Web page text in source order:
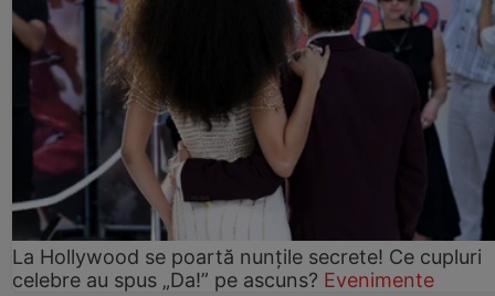
La Hollywood se poartă nunțile secrete! Ce cupluri
celebre au spus „Da!” pe ascuns? Evenimente